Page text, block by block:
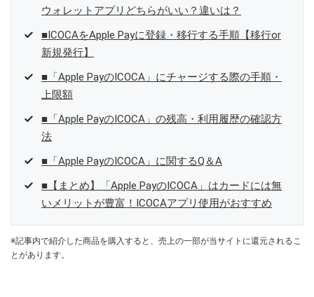
ウォレットアプリどちらがいい？違いは？
■ICOCAをApple Payに登録・移行する手順【移行or
新規発行】
■「Apple PayのICOCA」にチャージする際の手順・
上限額
■「Apple PayのICOCA」の残高・利用履歴の確認方
法
■「Apple PayのICOCA」に関するQ＆A
■【まとめ】「Apple PayのICOCA」はカードには無
いメリットが豊富！ICOCAアプリ使用がおすすめ
※記事内で紹介した商品を購入すると、売上の一部が当サイトに還元されるこ
とがあります。